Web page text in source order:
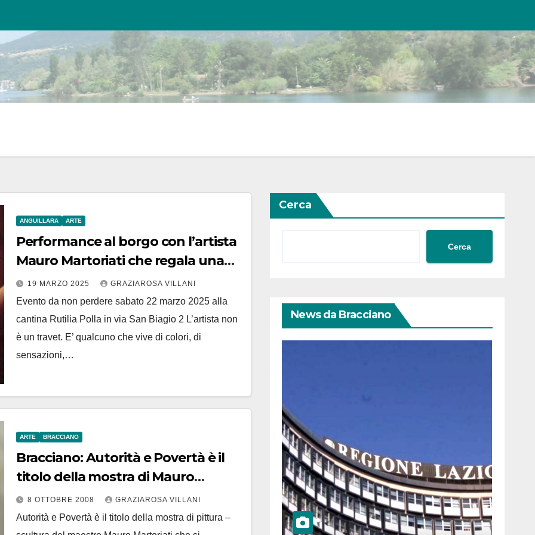
ANGUILLARA ARTE
Performance al borgo con l’artista
Mauro Martoriati che regala una
“Anguillara Sospesa”
19 MARZO 2025 GRAZIAROSA VILLANI
Evento da non perdere sabato 22 marzo 2025 alla
cantina Rutilia Polla in via San Biagio 2 L’artista non
è un travet. E’ qualcuno che vive di colori, di
sensazioni,…
ARTE BRACCIANO
Bracciano: Autorità e Povertà è il
titolo della mostra di Mauro
Martoriati ad Art Box
8 OTTOBRE 2008 GRAZIAROSA VILLANI
Autorità e Povertà è il titolo della mostra di pittura –
Cerca
Cerca
News da Bracciano